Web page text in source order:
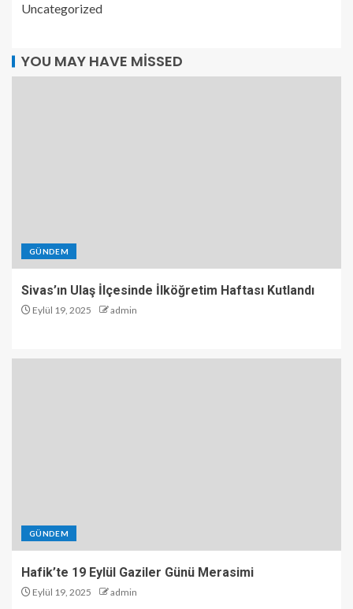
Uncategorized
YOU MAY HAVE MISSED
GÜNDEM
Sivas’ın Ulaş İlçesinde İlköğretim Haftası Kutlandı
Eylül 19, 2025 admin
GÜNDEM
Hafik’te 19 Eylül Gaziler Günü Merasimi
Eylül 19, 2025 admin